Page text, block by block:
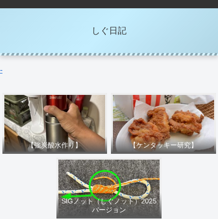
しぐ日記
-
【強炭酸水作り】 【ケンタッキー研究】
SIGノット（しぐノット）2025
バージョン